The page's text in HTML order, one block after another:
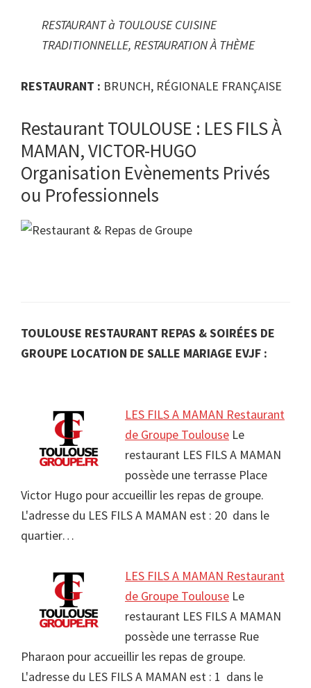
RESTAURANT à TOULOUSE CUISINE
TRADITIONNELLE, RESTAURATION À THÈME
RESTAURANT : BRUNCH, RÉGIONALE FRANÇAISE
Restaurant TOULOUSE : LES FILS À
MAMAN, VICTOR-HUGO
Organisation Evènements Privés
ou Professionnels
TOULOUSE RESTAURANT REPAS & SOIRÉES DE
GROUPE LOCATION DE SALLE MARIAGE EVJF :
LES FILS A MAMAN Restaurant
de Groupe Toulouse Le
restaurant LES FILS A MAMAN
possède une terrasse Place
Victor Hugo pour accueillir les repas de groupe.
L'adresse du LES FILS A MAMAN est : 20 dans le
quartier…
LES FILS A MAMAN Restaurant
de Groupe Toulouse Le
restaurant LES FILS A MAMAN
possède une terrasse Rue
Pharaon pour accueillir les repas de groupe.
L'adresse du LES FILS A MAMAN est : 1 dans le